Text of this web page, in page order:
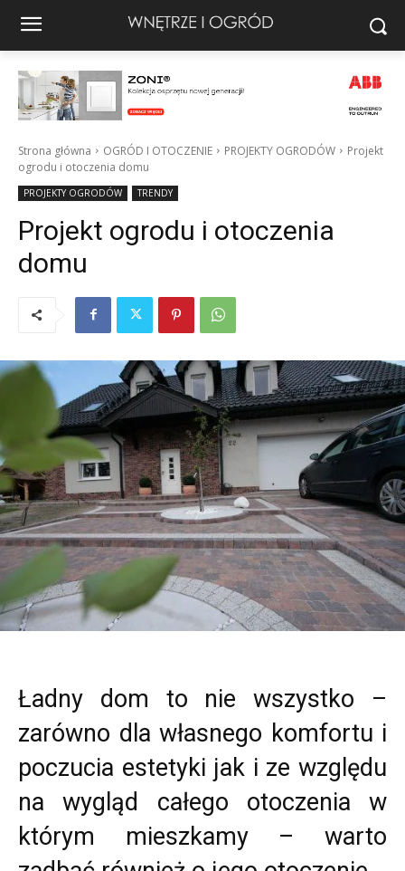
Strona główna OGRÓD I OTOCZENIE PROJEKTY OGRODÓW
Projekt
ogrodu i otoczenia domu
PROJEKTY OGRODÓW TRENDY
Projekt ogrodu i otoczenia
domu
Ładny dom to nie wszystko –
zarówno dla własnego komfortu i
poczucia estetyki jak i ze względu
na wygląd całego otoczenia w
którym mieszkamy – warto